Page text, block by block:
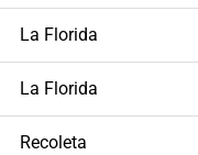
La Florida
La Florida
Recoleta